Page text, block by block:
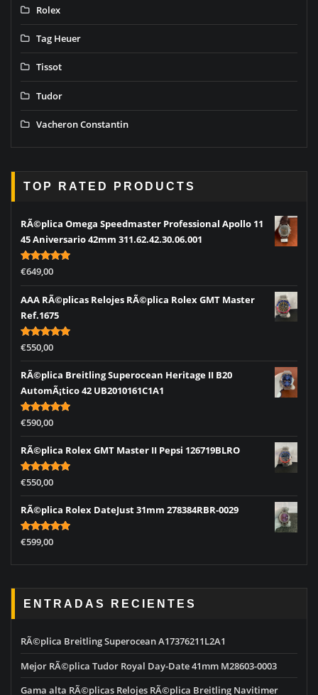
Rolex
Tag Heuer
Tissot
Tudor
Vacheron Constantin
TOP RATED PRODUCTS
RÃ©plica Omega Speedmaster Professional Apollo 11
45 Aniversario 42mm 311.62.42.30.06.001
Rated5.00
out of 5
€649,00
AAA RÃ©plicas Relojes RÃ©plica Rolex GMT Master
Ref.1675
Rated5.00
out of 5
€550,00
RÃ©plica Breitling Superocean Heritage II B20
AutomÃ¡tico 42 UB2010161C1A1
Rated5.00
out of 5
€590,00
RÃ©plica Rolex GMT Master II Pepsi 126719BLRO
Rated5.00
out of 5
€550,00
RÃ©plica Rolex DateJust 31mm 278384RBR-0029
Rated5.00
out of 5
€599,00
ENTRADAS RECIENTES
RÃ©plica Breitling Superocean A17376211L2A1
Mejor RÃ©plica Tudor Royal Day-Date 41mm M28603-0003
Gama alta RÃ©plicas Relojes RÃ©plica Breitling Navitimer